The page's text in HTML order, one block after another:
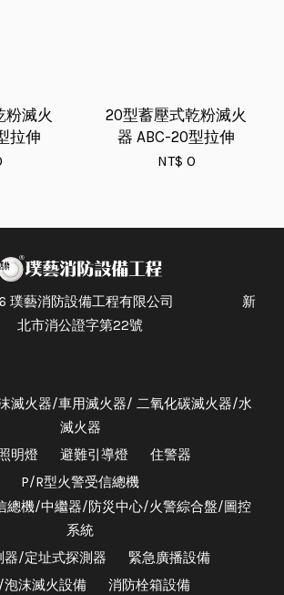
粉滅火
拉伸
20型蓄壓式乾粉滅火
器 ABC-20型拉伸
NT$ 0
璞藝消防設備工程有限公司 新
北市消公證字第22號
滅火器/車用滅火器/ 二氧化碳滅火器/水
滅火器
明燈
避難引導燈
住警器
P/R型火警受信總機
總機/中繼器/防災中心/火警綜合盤/圖控
系統
器/定址式探測器
緊急廣播設備
沫滅火設備
消防栓箱設備